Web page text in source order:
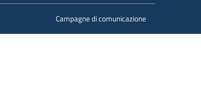
Campagne di comunicazione